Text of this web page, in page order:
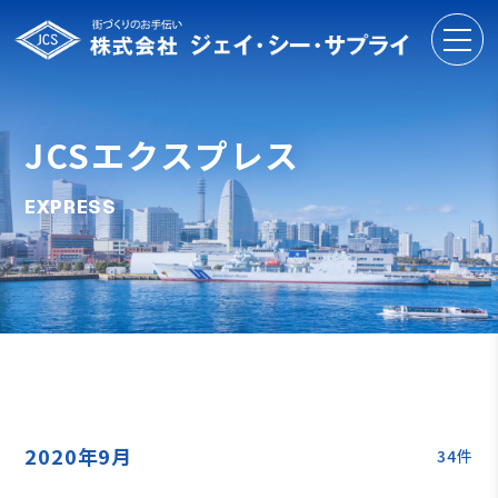
JCSエクスプレス
EXPRESS
2020年9月 34件